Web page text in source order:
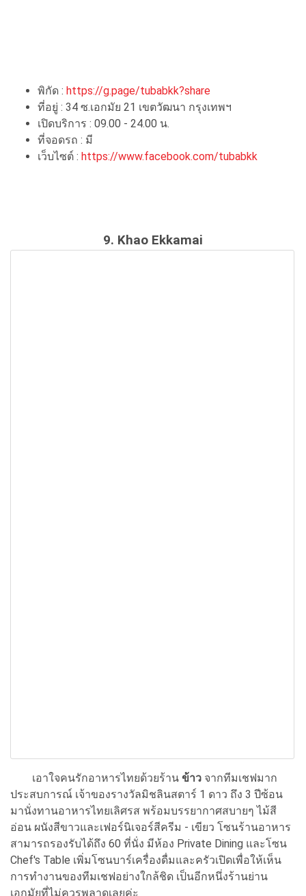
พิกัด : https://g.page/tubabkk?share
ที่อยู่ : 34 ซ.เอกมัย 21 เขตวัฒนา กรุงเทพฯ
เปิดบริการ : 09.00 - 24.00 น.
ที่จอดรถ : มี
เว็บไซต์ : https://www.facebook.com/tubabkk
9. Khao Ekkamai
เอาใจคนรักอาหารไทยด้วยร้าน ข้าว จากทีมเชฟมาก
ประสบการณ์ เจ้าของรางวัลมิชลินสตาร์ 1 ดาว ถึง 3 ปีซ้อน
มานั่งทานอาหารไทยเลิศรส พร้อมบรรยากาศสบายๆ ไม้สี
อ่อน ผนังสีขาวและเฟอร์นิเจอร์สีครีม - เขียว โซนร้านอาหาร
สามารถรองรับได้ถึง 60 ที่นั่ง มีห้อง Private Dining และโซน
Chef's Table เพิ่มโซนบาร์เครื่องดื่มและครัวเปิดเพื่อให้เห็น
การทำงานของทีมเชฟอย่างใกล้ชิด เป็นอีกหนึ่งร้านย่าน
เอกมัยที่ไม่ควรพลาดเลยค่ะ